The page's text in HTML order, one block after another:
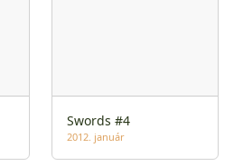
Swords #4
2012. január